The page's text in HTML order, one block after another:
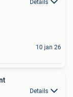
Details
10 jan 26
Details